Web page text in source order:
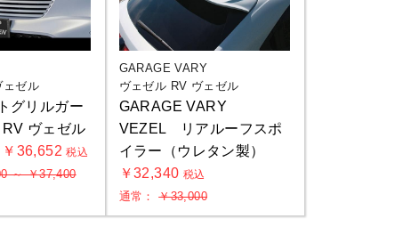
ェゼル
グリルガー
ヴェゼル
￥36,652税込
～ ￥37,400
GARAGE VARY
ヴェゼル RV ヴェゼル
GARAGE VARY
VEZEL リアルーフスポ
イラー（ウレタン製）
￥32,340 税込
通常：￥33,000